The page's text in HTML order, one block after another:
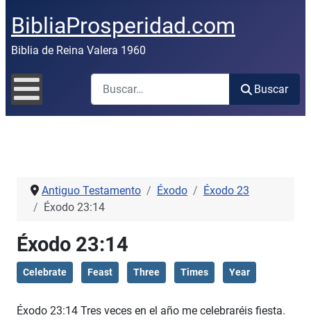
BibliaProsperidad.com
Biblia de Reina Valera 1960
Buscar
Buscar
Antiguo Testamento Éxodo
Éxodo 23
Éxodo 23:14
Éxodo 23:14
Celebrate Feast Three Times Year
Éxodo 23:14 Tres veces en el año me celebraréis fiesta.